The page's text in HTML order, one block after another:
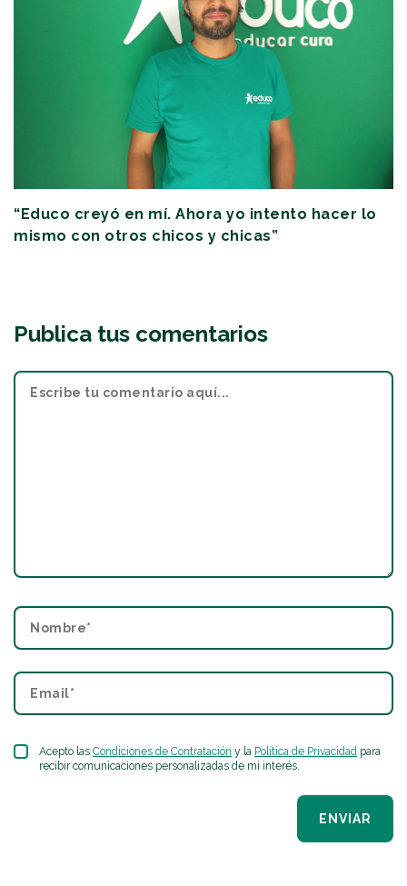
“Educo creyó en mí. Ahora yo intento hacer lo
mismo con otros chicos y chicas”
Publica tus comentarios
Acepto las Condiciones de Contratación y la Política de Privacidad para
recibir comunicaciones personalizadas de mi interés.
ENVIAR